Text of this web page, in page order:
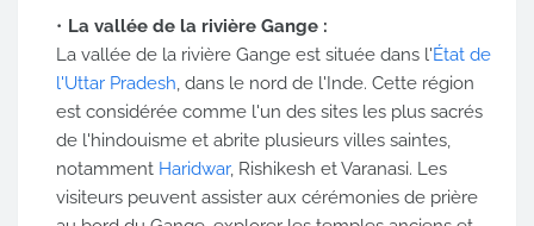
La vallée de la rivière Gange :
La vallée de la rivière Gange est située dans l'État de
l'Uttar Pradesh, dans le nord de l'Inde. Cette région
est considérée comme l'un des sites les plus sacrés
de l'hindouisme et abrite plusieurs villes saintes,
notamment Haridwar, Rishikesh et Varanasi. Les
visiteurs peuvent assister aux cérémonies de prière